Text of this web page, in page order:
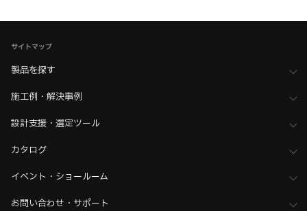
サイトマップ
製品を探す
施工例・解決事例
設計支援・選定ツール
カタログ
イベント・ショールーム
お問い合わせ・サポート